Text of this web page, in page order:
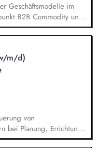
Geschäftsmodelle im
B2B Commodity und
sie von der
und Skalierung weiter.
marktseitigen Erfolg
relevanter
und
Maßnahmen ab. Du
–
PPAs, Flexibilitäten
regulatorische und
und übersetzt sie in
Roadmaps.
m/d)
von
bei Planung, Errichtung
sowie der elektrischen